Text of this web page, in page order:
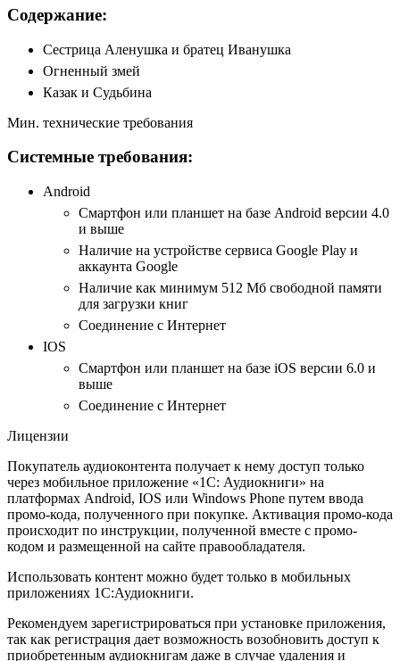
Содержание:
Сестрица Аленушка и братец Иванушка
Огненный змей
Казак и Судьбина
Мин. технические требования
Системные требования:
Android
Смартфон или планшет на базе Android версии 4.0
и выше
Наличие на устройстве сервиса Google Play и
аккаунта Google
Наличие как минимум 512 Мб свободной памяти
для загрузки книг
Соединение с Интернет
IOS
Смартфон или планшет на базе iOS версии 6.0 и
выше
Соединение с Интернет
Лицензии
Покупатель аудиоконтента получает к нему доступ только
через мобильное приложение «1С: Аудиокниги» на
платформах Android, IOS или Windows Phone путем ввода
промо-кода, полученного при покупке. Активация промо-кода
происходит по инструкции, полученной вместе с промо-
кодом и размещенной на сайте правообладателя.
Использовать контент можно будет только в мобильных
приложениях 1С:Аудиокниги.
Рекомендуем зарегистрироваться при установке приложения,
так как регистрация дает возможность возобновить доступ к
приобретенным аудиокнигам даже в случае удаления и